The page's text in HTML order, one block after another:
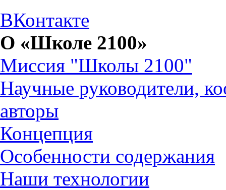
ВКонтакте
О «Школе 2100»
Миссия "Школы 2100"
Научные руководители,
авторы
Концепция
Особенности содержания
Наши технологии